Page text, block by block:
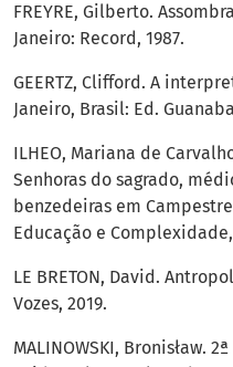
FREYRE, Gilberto.
Janeiro: Record, 1987.
GEERTZ, Clifford. A
Janeiro, Brasil: Ed.
ILHEO, Mariana de
Senhoras do sagrado,
benzedeiras em
Educação e Complexidade,
LE BRETON, David.
Vozes, 2019.
MALINOWSKI, Bronisław.